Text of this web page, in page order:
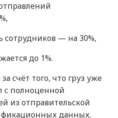
сотрудников — на 30%,
до 1%.
счёт того, что груз уже
с полноценной
из отправительской
данных.